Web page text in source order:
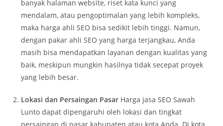
banyak halaman website, riset kata kunci yang
mendalam, atau pengoptimalan yang lebih kompleks,
maka harga ahli SEO bisa sedikit lebih tinggi. Namun,
dengan pakar ahli SEO yang harga terjangkau, Anda
masih bisa mendapatkan layanan dengan kualitas yang
baik, meskipun mungkin hasilnya tidak secepat proyek
yang lebih besar.
Lokasi dan Persaingan Pasar Harga jasa SEO Sawah
Lunto dapat dipengaruhi oleh lokasi dan tingkat